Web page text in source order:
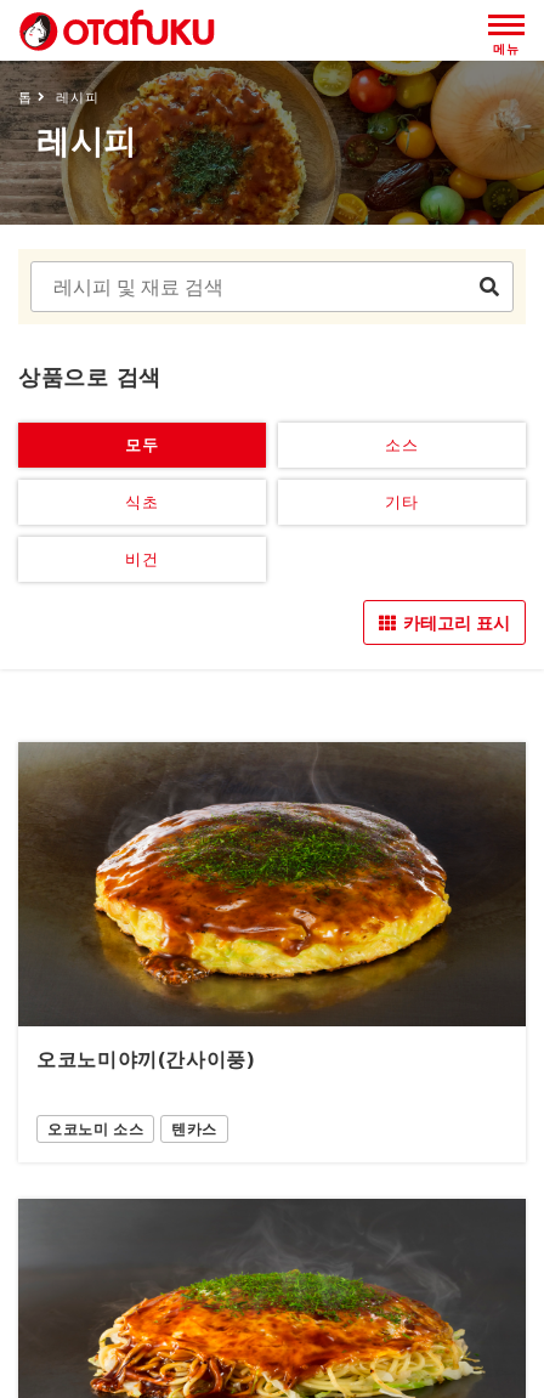
메뉴
톱 레시피
레시피
상품으로 검색
모두 소스
식초 기타
비건
카테고리 표시
오코노미야끼(간사이풍)
오코노미 소스 텐카스